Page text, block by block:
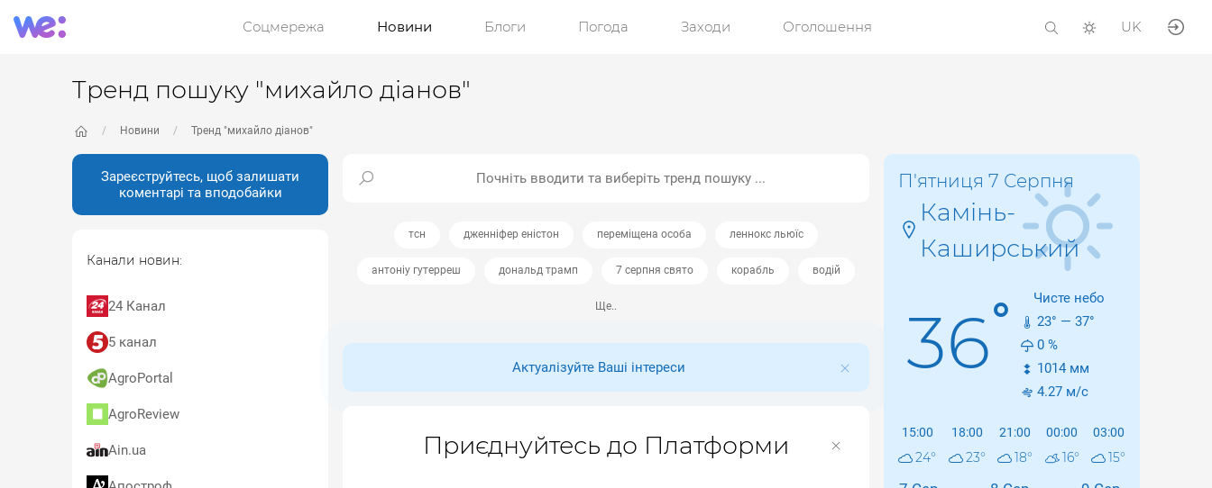
Соцмережа Новини Блоги Погода Заходи Оголошення UK
Тренд пошуку "михайло діанов"
Новини Тренд "михайло діанов"
Зареєструйтесь, щоб залишати
коментарі та вподобайки
Канали новин:
24 Канал
5 канал
AgroPortal
AgroReview
Ain.ua
тсн дженніфер еністон переміщена особа леннокс льюїс
антоніу гутерреш дональд трамп 7 серпня свято корабль водій
Ще..
Актуалізуйте Ваші інтереси
Приєднуйтесь до Платформи
П'ятниця 7 Серпня
Камінь-
Каширський
36°
Чисте небо
23° — 37°
0 %
1014 мм
4.27 м/с
15:00
24°
18:00
23°
21:00
18°
00:00
16°
03:00
15°